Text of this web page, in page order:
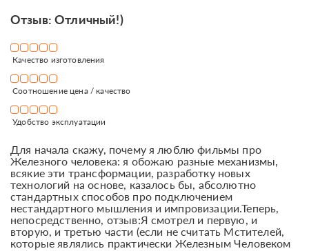
Отзыв: Отличный!)
Качество изготовления
Соотношение цена / качество
Удобство эксплуатации
Для начала скажу, почему я люблю фильмы про
Железного человека: я обожаю разные механизмы,
всякие эти трансформации, разработку новых
технологий на основе, казалось бы, абсолютно
стандартных способов про подключением
нестандартного мышления и импровизации.Теперь,
непосредственно, отзыв:Я смотрел и первую, и
вторую, и третью части (если не считать Мстителей,
которые являлись практически Железным Человеком